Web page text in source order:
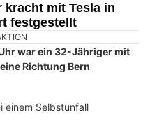
kracht mit Tesla in
festgestellt
war ein 32-Jähriger mit
Richtung Bern
einem Selbstunfall